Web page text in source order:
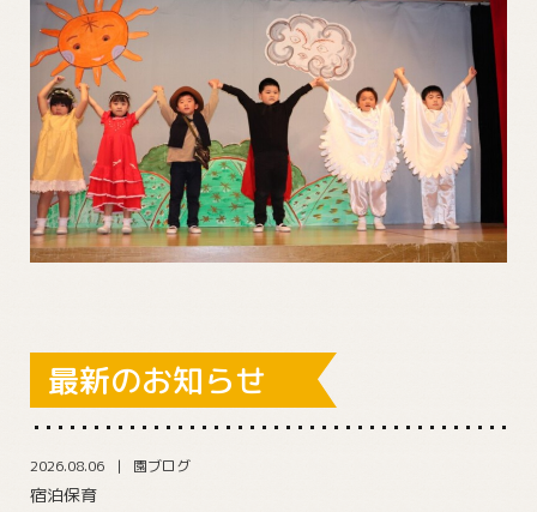
最新のお知らせ
2026.08.06 園ブログ
宿泊保育